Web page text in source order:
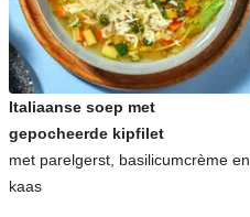
Italiaanse soep met
gepocheerde kipfilet
met parelgerst, basilicumcrème en
kaas